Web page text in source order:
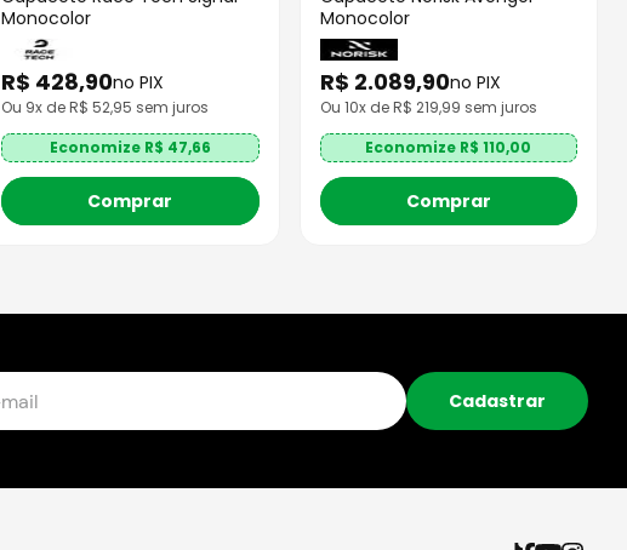
Monocolor
R$ 428,90no PIX
Ou 9x de R$52,95 sem juros
Economize R$ 47,66
Comprar
Monocolor
R$ 2.089,90no PIX
Ou 10x de R$ 219,99 sem juros
Economize R$110,00
Comprar
Cadastrar